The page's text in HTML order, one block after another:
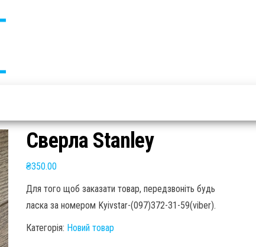
Сверла Stanley
₴350.00
Для того щоб заказати товар, передзвоніть будь
ласка за номером Kyivstar-(097)372-31-59(viber).
Категорія: Новий товар